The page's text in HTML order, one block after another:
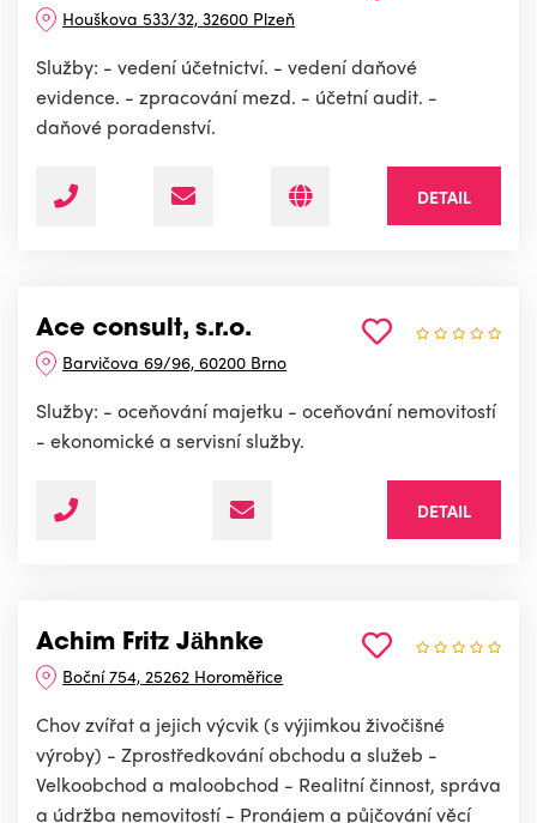
Houškova 533/32, 32600 Plzeň
Služby: - vedení účetnictví. - vedení daňové
evidence. - zpracování mezd. - účetní audit. -
daňové poradenství.
DETAIL
Ace consult, s.r.o.
Barvičova 69/96, 60200 Brno
Služby: - oceňování majetku - oceňování nemovitostí
- ekonomické a servisní služby.
DETAIL
Achim Fritz Jähnke
Boční 754, 25262 Horoměřice
Chov zvířat a jejich výcvik (s výjimkou živočišné
výroby) - Zprostředkování obchodu a služeb -
Velkoobchod a maloobchod - Realitní činnost, správa
a údržba nemovitostí - Pronájem a půjčování věcí